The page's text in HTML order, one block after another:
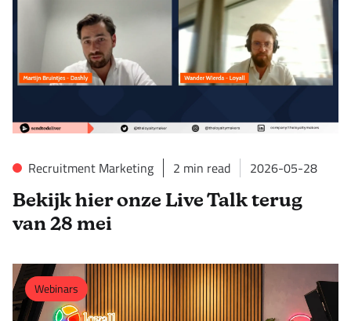
Recruitment Marketing 2 min read 2026-05-28
Bekijk hier onze Live Talk terug
van 28 mei
Webinars